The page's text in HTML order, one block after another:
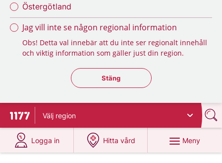
Östergötland
Jag vill inte se någon regional information
Obs! Detta val innebär att du inte ser regionalt innehåll
och viktig information som gäller just din region.
Stäng regionsväljaren
Stäng
Till startsidan för 1177
Välj region
Logga in
på 1177.se
Hitta vård
på 1177.se
Meny